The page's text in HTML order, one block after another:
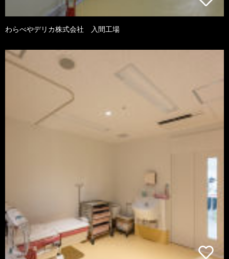
わらべやデリカ株式会社 入間工場